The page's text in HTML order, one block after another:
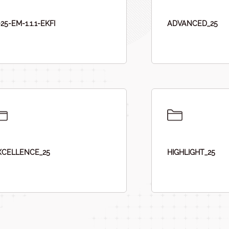
EM-1.1.1-EKFI ADVANCED_25
HIGHLIGHT_25